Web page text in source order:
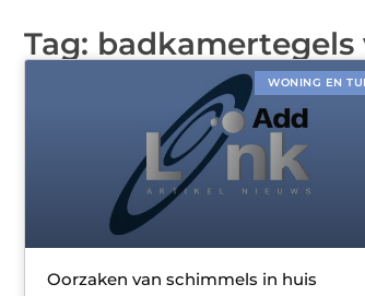
Tag: badkamertegels
WONING EN
Oorzaken van schimmels in huis